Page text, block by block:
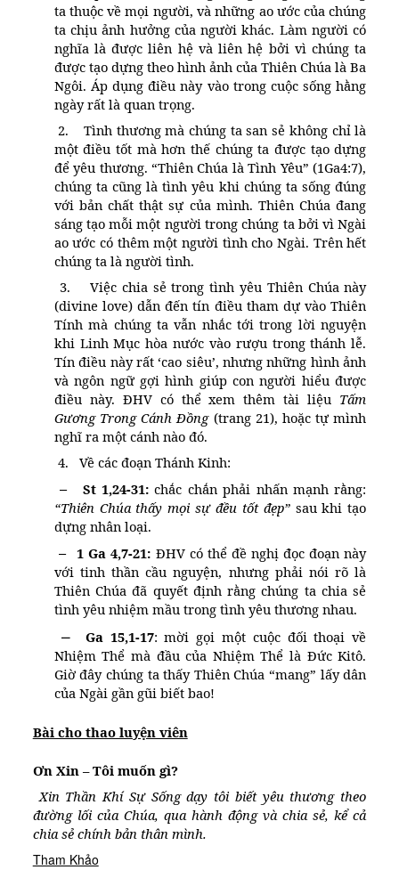
ta thuộc về mọi người, và những ao ước của chúng
ta chịu ảnh hưởng của người khác. Làm người có
nghĩa là được liên hệ và liên hệ bởi vì chúng ta
được tạo dựng theo hình ảnh của Thiên Chúa là Ba
Ngôi. Áp dụng điều này vào trong cuộc sống hằng
ngày rất là quan trọng.
2.
Tình thương mà chúng ta san sẻ không chỉ là
một điều tốt mà hơn thế chúng ta được tạo dựng
để yêu thương. “Thiên Chúa là Tình Yêu” (1Ga4:7),
chúng ta cũng là tình yêu khi chúng ta sống đúng
với bản chất thật sự của mình. Thiên Chúa đang
sáng tạo mỗi một người trong chúng ta bởi vì Ngài
ao ước có thêm một người tình cho Ngài. Trên hết
chúng ta là người tình.
3.
Việc chia sẻ trong tình yêu Thiên Chúa này
(divine love) dẫn đến tín điều tham dự vào Thiên
Tính mà chúng ta vẫn nhắc tới trong lời nguyện
khi Linh Mục hòa nước vào rượu trong thánh lễ.
Tín điều này rất ‘cao siêu’, nhưng những hình ảnh
và ngôn ngữ gợi hình giúp con người hiểu được
điều này. ĐHV có thể xem thêm tài liệu Tấm
Gương Trong Cánh Đồng (trang 21), hoặc tự mình
nghĩ ra một cánh nào đó.
4.
Về các đoạn Thánh Kinh:
– St 1,24-31: chắc chắn phải nhấn mạnh rằng:
“Thiên Chúa thấy mọi sự đều tốt đẹp”sau khi tạo
dựng nhân loại.
– 1 Ga 4,7-21: ĐHV có thể đề nghị đọc đoạn này
với tinh thần cầu nguyện, nhưng phải nói rõ là
Thiên Chúa đã quyết định rằng chúng ta chia sẻ
tình yêu nhiệm mầu trong tình yêu thương nhau.
– Ga 15,1-17: mời gọi một cuộc đối thoại về
Nhiệm Thể mà đầu của Nhiệm Thể là Đức Kitô.
Giờ đây chúng ta thấy Thiên Chúa “mang” lấy dân
của Ngài gần gũi biết bao!
Bài cho thao luyện viên
Ơn Xin – Tôi muốn gì?
Xin Thần Khí Sự Sống dạy tôi biết yêu thương theo
đường lối của Chúa, qua hành động và chia sẻ, kể cả
chia sẻ chính bản thân mình.
Tham Khảo